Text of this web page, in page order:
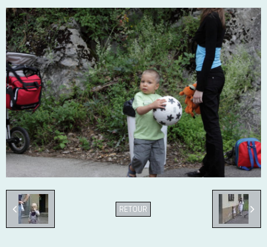
Tarifs et inscription
Contact
RETOUR